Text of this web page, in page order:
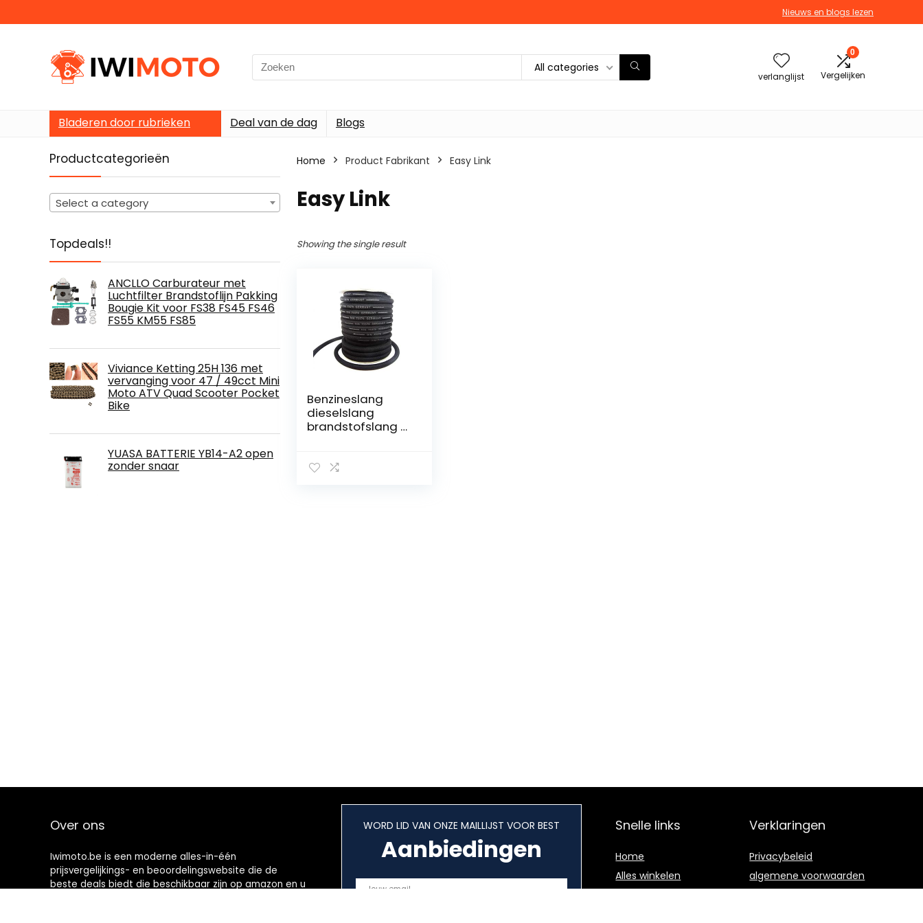
Nieuws en blogs lezen
Search
for:
All categories
verlanglijst
0
Vergelijken
Bladeren door rubrieken Deal van de dag Blogs
Productcategorieën
Select a category
Topdeals!!
ANCLLO Carburateur met
Luchtfilter Brandstoflijn Pakking
Bougie Kit voor FS38 FS45 FS46
FS55 KM55 FS85
Viviance Ketting 25H 136 met
vervanging voor 47 / 49cct Mini
Moto ATV Quad Scooter Pocket
Bike
YUASA BATTERIE YB14-A2 open
zonder snaar
Home Product Fabrikant ‎Easy Link
‎Easy Link
Showing the single result
Benzineslang
dieselslang
brandstofslang Ø
Over ons
Iwimoto.be is een moderne alles-in-één
prijsvergelijkings- en beoordelingswebsite die de
beste deals biedt die beschikbaar zijn op amazon en u
WORD LID VAN ONZE MAILLIJST VOOR BEST
Aanbiedingen
Snelle links
Home
Alles winkelen
Verklaringen
Privacybeleid
algemene voorwaarden